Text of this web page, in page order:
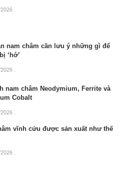
nam châm cần lưu ý những gì để
‘hớ’
nam châm Neodymium, Ferrite và
Cobalt
vĩnh cửu được sản xuất như thế
.